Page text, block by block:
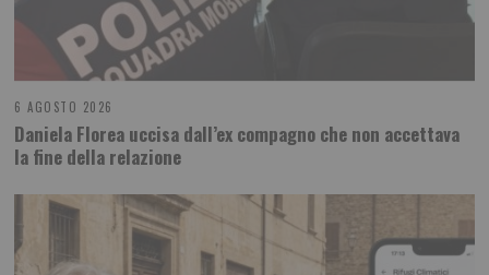
6 AGOSTO 2026
Daniela Florea uccisa dall’ex compagno che non accettava
la fine della relazione